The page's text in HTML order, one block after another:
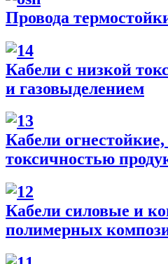
Провода
Кабели с низкой
и газовыделением
Кабели
токсичностью
Кабели силовые и
полимерных